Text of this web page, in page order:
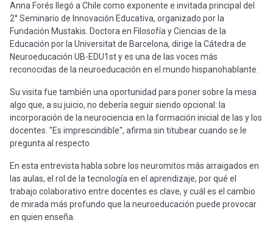
Anna Forés llegó a Chile como exponente e invitada principal del
2° Seminario de Innovación Educativa, organizado por la
Fundación Mustakis. Doctora en Filosofía y Ciencias de la
Educación por la Universitat de Barcelona, dirige la Cátedra de
Neuroeducación UB-EDU1st y es una de las voces más
reconocidas de la neuroeducación en el mundo hispanohablante.
Su visita fue también una oportunidad para poner sobre la mesa
algo que, a su juicio, no debería seguir siendo opcional: la
incorporación de la neurociencia en la formación inicial de las y los
docentes. "Es imprescindible", afirma sin titubear cuando se le
pregunta al respecto.
En esta entrevista habla sobre los neuromitos más arraigados en
las aulas, el rol de la tecnología en el aprendizaje, por qué el
trabajo colaborativo entre docentes es clave, y cuál es el cambio
de mirada más profundo que la neuroeducación puede provocar
en quien enseña.